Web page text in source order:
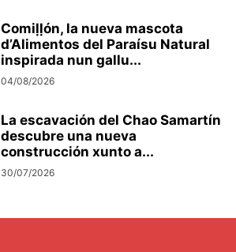
Comiḷḷón, la nueva mascota
d’Alimentos del Paraísu Natural
inspirada nun gallu...
04/08/2026
La escavación del Chao Samartín
descubre una nueva
construcción xunto a...
30/07/2026